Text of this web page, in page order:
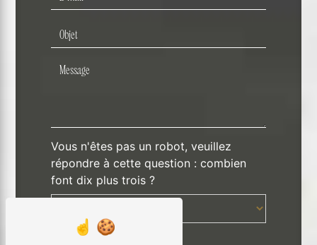
Vous n'êtes pas un robot, veuillez
répondre à cette question : combien
font dix plus trois ?